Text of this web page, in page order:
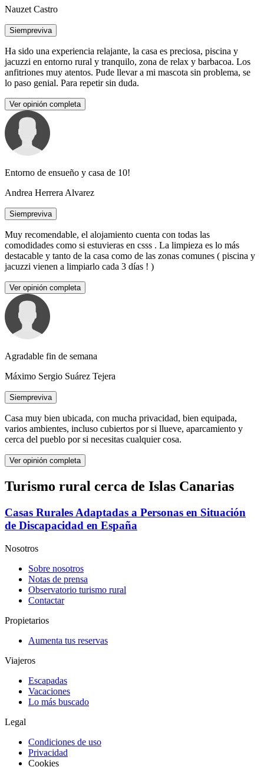
Nauzet Castro
Siempreviva
Ha sido una experiencia relajante, la casa es preciosa, piscina y
jacuzzi en entorno rural y tranquilo, zona de relax y barbacoa. Los
anfitriones muy atentos. Pude llevar a mi mascota sin problema, se
lo paso genial. Para repetir sin duda.
Ver opinión completa
Entorno de ensueño y casa de 10!
Andrea Herrera Alvarez
Siempreviva
Muy recomendable, el alojamiento cuenta con todas las
comodidades como si estuvieras en csss . La limpieza es lo más
destacable y tanto de la casa como de las zonas comunes ( piscina y
jacuzzi vienen a limpiarlo cada 3 días ! )
Ver opinión completa
Agradable fin de semana
Máximo Sergio Suárez Tejera
Siempreviva
Casa muy bien ubicada, con mucha privacidad, bien equipada,
varios ambientes, incluso cubiertos por si llueve, aparcamiento y
cerca del pueblo por si necesitas cualquier cosa.
Ver opinión completa
Turismo rural cerca de Islas Canarias
Casas Rurales Adaptadas a Personas en Situación
de Discapacidad en España
Nosotros
Sobre nosotros
Notas de prensa
Observatorio turismo rural
Contactar
Propietarios
Aumenta tus reservas
Viajeros
Escapadas
Vacaciones
Lo más buscado
Legal
Condiciones de uso
Privacidad
Cookies